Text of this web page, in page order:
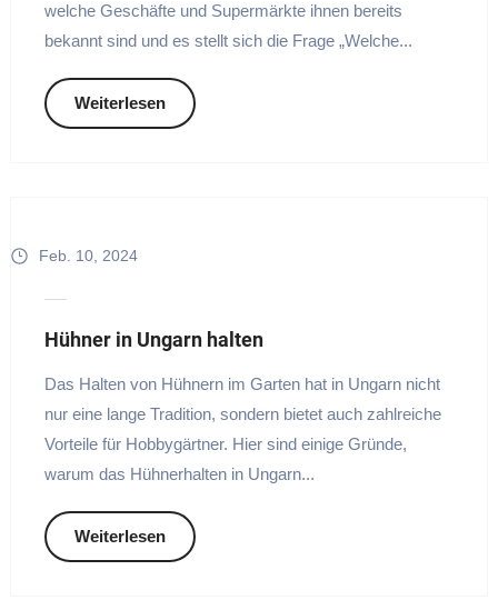
welche Geschäfte und Supermärkte ihnen bereits
bekannt sind und es stellt sich die Frage „Welche...
Weiterlesen
Feb. 10, 2024
Hühner in Ungarn halten
Das Halten von Hühnern im Garten hat in Ungarn nicht
nur eine lange Tradition, sondern bietet auch zahlreiche
Vorteile für Hobbygärtner. Hier sind einige Gründe,
warum das Hühnerhalten in Ungarn...
Weiterlesen